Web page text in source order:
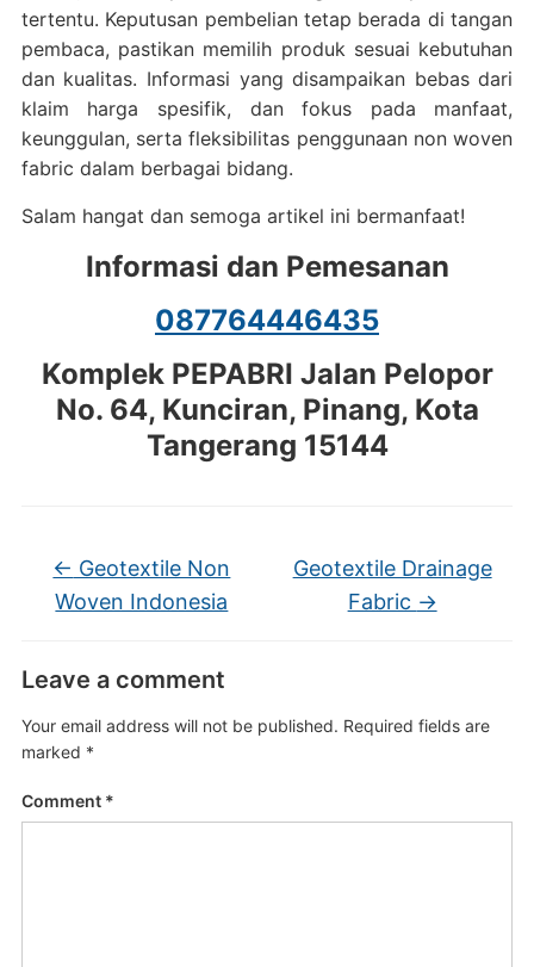
tertentu. Keputusan pembelian tetap berada di tangan
pembaca, pastikan memilih produk sesuai kebutuhan
dan kualitas. Informasi yang disampaikan bebas dari
klaim harga spesifik, dan fokus pada manfaat,
keunggulan, serta fleksibilitas penggunaan non woven
fabric dalam berbagai bidang.
Salam hangat dan semoga artikel ini bermanfaat!
Informasi dan Pemesanan
087764446435
Komplek PEPABRI Jalan Pelopor
No. 64, Kunciran, Pinang, Kota
Tangerang 15144
← Geotextile Non
Woven Indonesia
Geotextile Drainage
Fabric →
Leave a comment
Your email address will not be published. Required fields are
marked *
Comment *